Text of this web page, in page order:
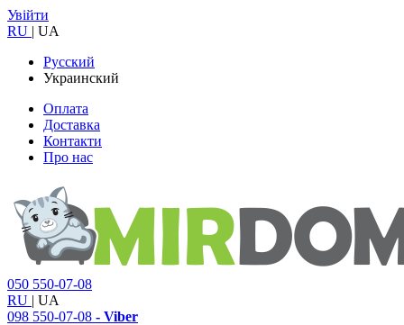
Увійти
RU | UA
Русский
Украинский
Оплата
Доставка
Контакти
Про нас
050 550-07-08
RU | UA
098 550-07-08 - Viber